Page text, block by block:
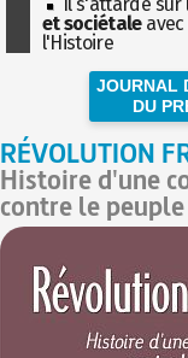
et sociétaleavec
l'Histoire
JOURNAL
DU
RÉVOLUTION
Histoire d'une
contre le peuple